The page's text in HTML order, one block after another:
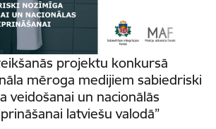
projektu konkursā
mēroga medijiem sabiedriski
veidošanai un nacionālās
latviešu valodā”